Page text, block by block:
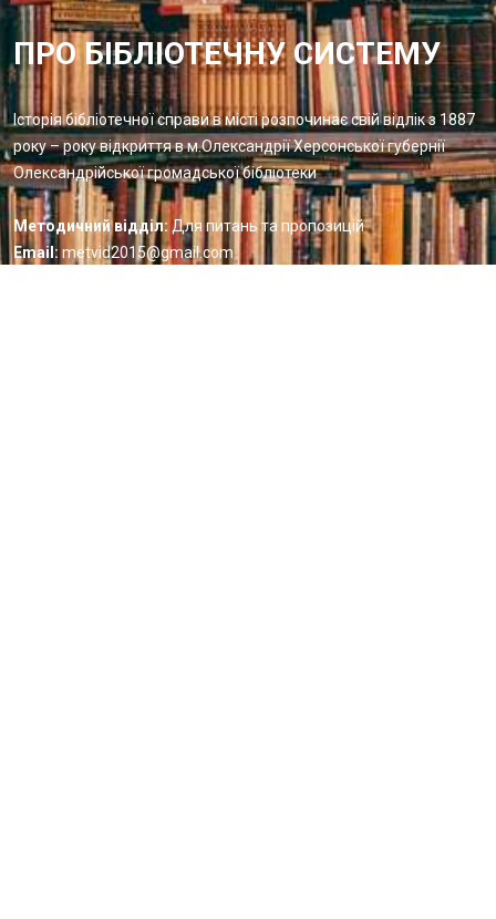
ПРО БІБЛІОТЕЧНУ СИСТЕМУ
Історія бібліотечної справи в місті розпочинає свій відлік з 1887
року – року відкриття в м.Олександрії Херсонської губернії
Олександрійської громадської бібліотеки
Методичний відділ: Для питань та пропозицій
Email: metvid2015@gmail.com